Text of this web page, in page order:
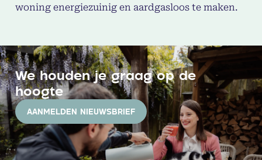
woning energiezuinig en aardgasloos te maken.
We houden je graag op de
hoogte
AANMELDEN NIEUWSBRIEF